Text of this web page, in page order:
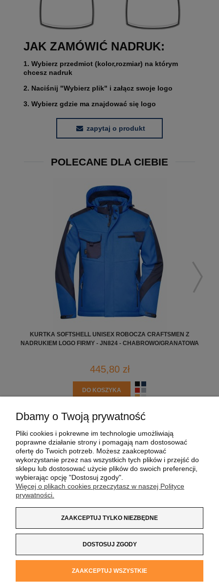
JAK ZAMÓWIĆ NADRUK:
1. Wybierz przedmiot (kolor,rozmiar) na którym
chcesz nadruk
2. Naciśnij "Wybierz plik" i załącz swoje logo
3. Wybierz gdzie ma znajdować się logo
zapytaj o produkt
POLECANE DLA CIEBIE
KURTKA SOFTSHELL UNISEX ROBOCZA CRAFTSMEN Z
NADRUKIEM LOGO FIRMY - JN824 - CHABROWO/GRANATOWA
445,80 zł
DO KOSZYKA
MOJE KONTO
PŁATNOŚCI I DOSTAWA
O NAS
Kochanowskiego 37/K5 |33-100 Tarnów| tel.:
e-mail:sklep@koszulkazlogo.pl
Dbamy o Twoją prywatność
Pliki cookies i pokrewne im technologie umożliwiają
poprawne działanie strony i pomagają nam dostosować
ofertę do Twoich potrzeb. Możesz zaakceptować
wykorzystanie przez nas wszystkich tych plików i przejść do
sklepu lub dostosować użycie plików do swoich preferencji,
wybierając opcję "Dostosuj zgody".
Więcej o plikach cookies przeczytasz w naszej Polityce
prywatności.
ZAAKCEPTUJ TYLKO NIEZBĘDNE
DOSTOSUJ ZGODY
ZAAKCEPTUJ WSZYSTKIE